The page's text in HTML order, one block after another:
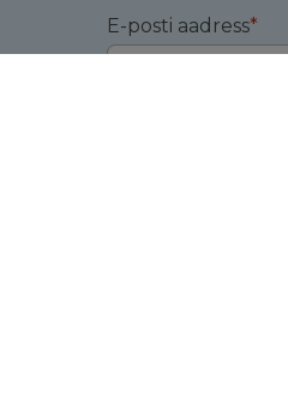
E-posti aadress*